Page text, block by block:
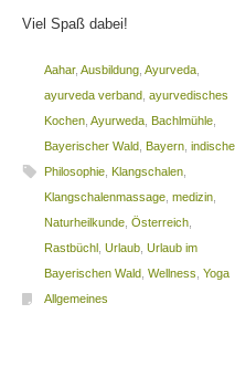
Viel Spaß dabei!
Aahar, Ausbildung, Ayurveda,
ayurveda verband ayurvedisches
Kochen, Ayurweda, Bachlmühle,
Bayerischer Wald
Bayern, indische
Philosophie, Klangschalen,
Klangschalenmassage, medizin,
Naturheilkunde, Österreich,
Rastbüchl
Urlaub, Urlaub im
Bayerischen Wald Wellness Yoga
Allgemeines